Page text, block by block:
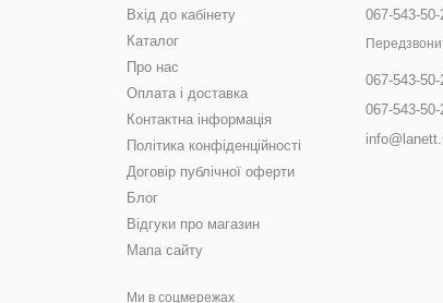
Вхід до кабінету
Каталог
Про нас
Оплата і доставка
Контактна інформація
Політика конфіденційності
Договір публічної оферти
Блог
Відгуки про магазин
Мапа сайту
Ми в соцмережах
067-543-50-
067-543-50-
067-543-50-